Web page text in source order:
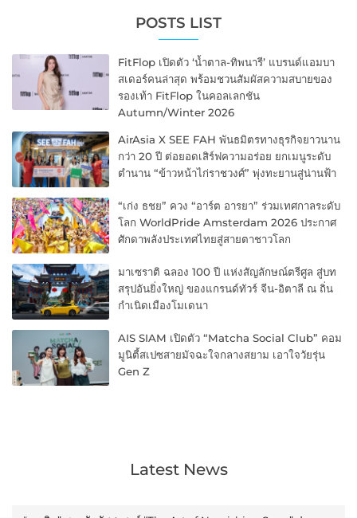
POSTS LIST
FitFlop เปิดตัว ‘น้ำตาล-ทิพนารี’ แบรนด์แอมบา
สเดอร์คนล่าสุด พร้อมชวนสัมผัสความสบายของ
รองเท้า FitFlop ในคอลเลกชัน
Autumn/Winter 2026
AirAsia X SEE FAH พันธมิตรทางธุรกิจยาวนาน
กว่า 20 ปี ต่อยอดเสิร์ฟความอร่อย ยกเมนูระดับ
ตำนาน “ข้าวหน้าไก่ราชวงศ์” พุ่งทะยานสู่น่านฟ้า
“เก่ง ธชย” ควง “อาร์ต อารยา” ร่วมเทศกาลระดับ
โลก WorldPride Amsterdam 2026 ประกาศ
ศักดาพลังประเทศไทยสู่สายตาชาวโลก
มาเซราติ ฉลอง 100 ปี แห่งสัญลักษณ์ตรีศูล สู่บท
สรุปอันยิ่งใหญ่ ของแกรนด์ทัวร์ จีน-อิตาลี ณ ถิ่น
กำเนิดเมืองโมเดนา
AIS SIAM เปิดตัว “Matcha Social Club” คอม
มูนิตี้สเปซสายมัจฉะใจกลางสยาม เอาใจวัยรุ่น
Gen Z
Latest News